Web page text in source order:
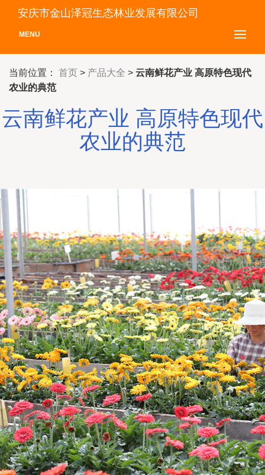
安庆市金山泽冠生态林业发展有限公司
MENU
当前位置： 首页 > 产品大全 > 云南鲜花产业 高原特色现代
农业的典范
云南鲜花产业 高原特色现代
农业的典范